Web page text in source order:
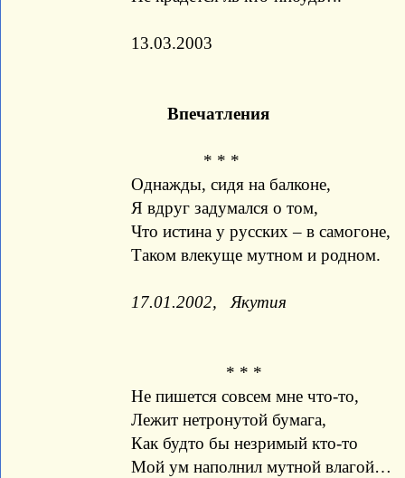
13.03.2003
Впечатления
* * *
Однажды, сидя на балконе,
Я вдруг задумался о том,
Что истина у русских – в самогоне,
Таком влекуще мутном и родном.
17.01.2002, Якутия
* * *
Не пишется совсем мне что-то,
Лежит нетронутой бумага,
Как будто бы незримый кто-то
Мой ум наполнил мутной влагой…